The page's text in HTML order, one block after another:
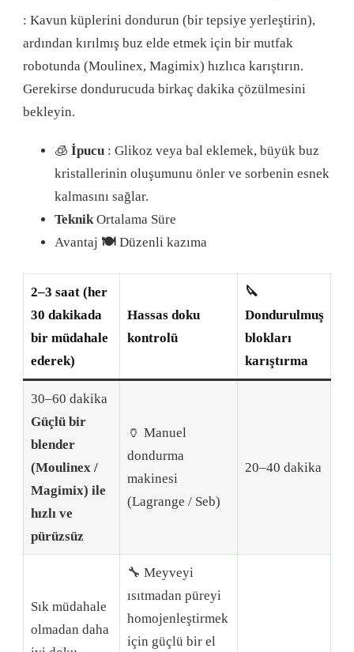
: Kavun küplerini dondurun (bir tepsiye yerleştirin),
ardından kırılmış buz elde etmek için bir mutfak
robotunda (Moulinex, Magimix) hızlıca karıştırın.
Gerekirse dondurucuda birkaç dakika çözülmesini
bekleyin.
🧊 İpucu : Glikoz veya bal eklemek, büyük buz
kristallerinin oluşumunu önler ve sorbenin esnek
kalmasını sağlar.
TeknikOrtalama Süre
Avantaj 🍽️ Düzenli kazıma
2–3 saat (her
30 dakikada
bir müdahale
ederek)
Hassas doku
kontrolü
🔪
Dondurulmuş
blokları
karıştırma
30–60 dakika
Güçlü bir
blender
(Moulinex /
Magimix) ile
hızlı ve
pürüzsüz
🏺 Manuel
dondurma
makinesi
(Lagrange / Seb)
20–40 dakika
Sık müdahale
olmadan daha
🔧 Meyveyi
ısıtmadan püreyi
homojenleştirmek
için güçlü bir el